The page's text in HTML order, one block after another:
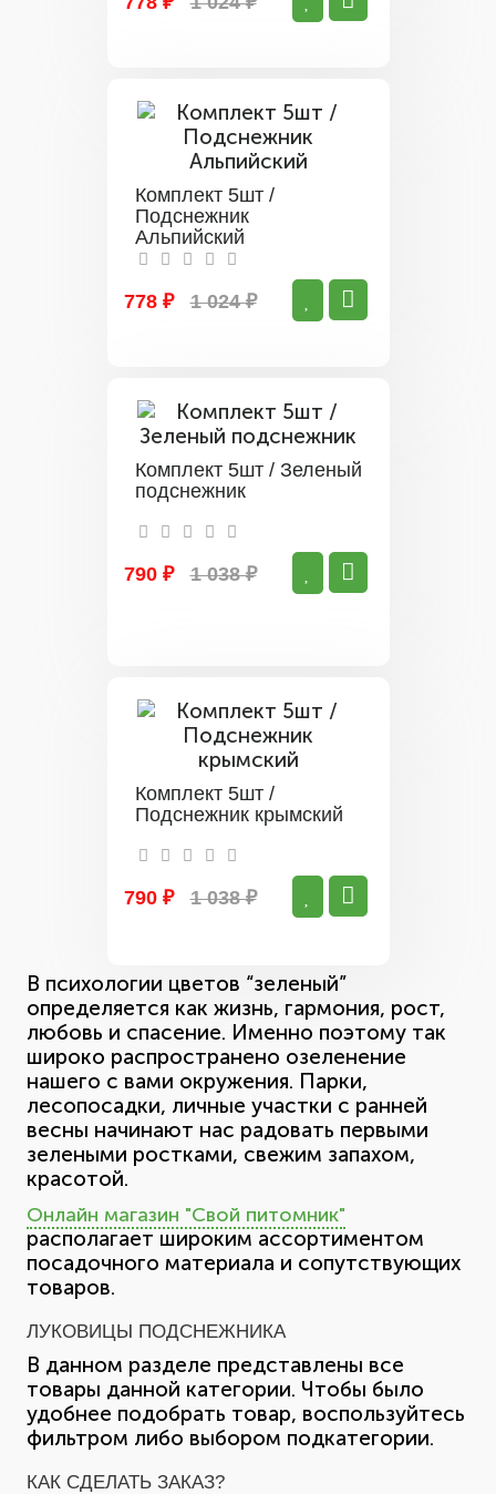
Комплект 5шт /
Подснежник
Альпийский
778 ₽ 1 024 ₽
Комплект 5шт / Зеленый
подснежник
790 ₽ 1 038 ₽
Комплект 5шт /
Подснежник крымский
790 ₽ 1 038 ₽
В психологии цветов “зеленый”
определяется как жизнь, гармония, рост,
любовь и спасение. Именно поэтому так
широко распространено озеленение
нашего с вами окружения. Парки,
лесопосадки, личные участки с ранней
весны начинают нас радовать первыми
зелеными ростками, свежим запахом,
красотой.
Онлайн магазин "Свой питомник"
располагает широким ассортиментом
посадочного материала и сопутствующих
товаров.
ЛУКОВИЦЫ ПОДСНЕЖНИКА
В данном разделе представлены все
товары данной категории. Чтобы было
удобнее подобрать товар, воспользуйтесь
фильтром либо выбором подкатегории.
КАК СДЕЛАТЬ ЗАКАЗ?